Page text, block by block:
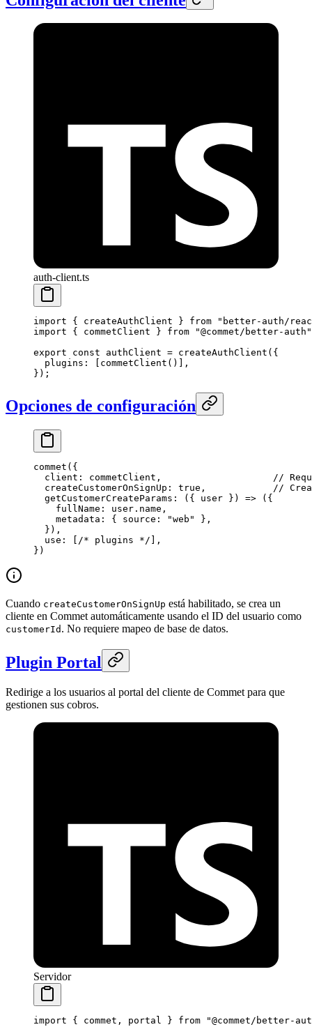
auth-client.ts
import { createAuthClient } from "better-auth/
import { commetClient } from "@commet/better-auth"
export const authClient = createAuthClient ({
  plugins: [
commetClient ()],
});
Opciones de configuración
commet ({
  client: commetClient,
//
  createCustomerOnSignUp:
true , //
  getCustomerCreateParams
: ({ user }) => ({
    fullName: user.name,
    metadata: { source:
"web"
},
  }),
  use: [
/* plugins */ ],
})
Cuando createCustomerOnSignUp está habilitado, se crea un
cliente en Commet automáticamente usando el ID del usuario como
customerId . No requiere mapeo de base de datos.
Plugin Portal
Redirige a los usuarios al portal del cliente de Commet para que
gestionen sus cobros.
Servidor
import { commet, portal } from "@commet/better-